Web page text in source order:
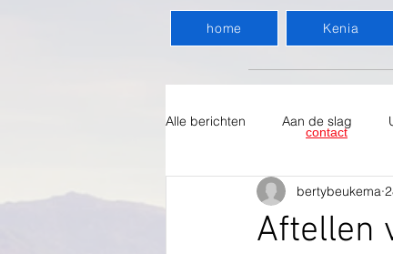
home Kenia
Alle berichten Aan de slag
Aftellen
bertybeukema
contact